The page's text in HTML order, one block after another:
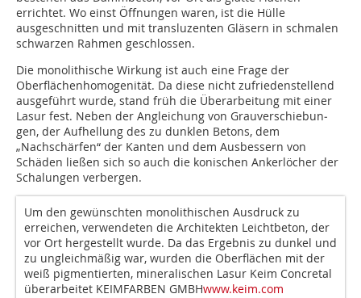
errichtet. Wo einst Öffnungen waren, ist die Hülle
ausgeschnitten und mit transluzenten Gläsern in schmalen
schwarzen Rahmen geschlossen.
Die monolithische Wirkung ist auch eine Frage der
Oberflächenhomogenität. Da diese nicht zufriedenstellend
ausgeführt wurde, stand früh die Überarbeitung mit einer
Lasur fest. Neben der Angleichung von Grauverschiebun­
gen, der Aufhellung des zu dunklen Betons, dem
„Nachschärfen“ der Kanten und dem Ausbessern von
Schäden ließen sich so auch die konischen Ankerlöcher der
Schalungen verbergen.
Um den gewünschten monolithischen Ausdruck zu
erreichen, verwendeten die Architekten Leichtbeton, der
vor Ort hergestellt wurde. Da das Ergebnis zu dunkel und
zu ungleichmäßig war, wurden die Oberflächen mit der
weiß pigmentierten, mineralischen Lasur Keim Concretal
überarbeitet KEIMFARBEN GMBHwww.keim.com